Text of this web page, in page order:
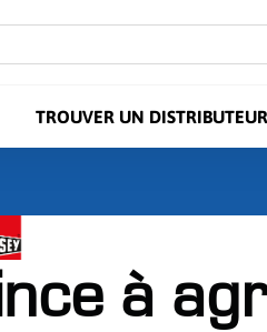
TROUVER UN DISTRIBUTEUR
à